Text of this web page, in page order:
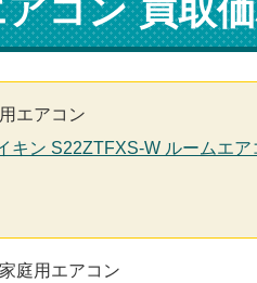
コン 買取
エアコン
キン S22ZTFXS-W ルームエア
家庭用エアコン